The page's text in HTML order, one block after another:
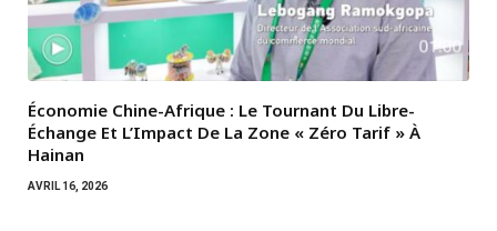
Économie Chine-Afrique : Le Tournant Du Libre-
Échange Et L’Impact De La Zone « Zéro Tarif » À
Hainan
AVRIL 16, 2026